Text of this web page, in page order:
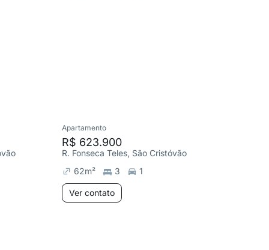
Apartamento
R$ 623.900
R. Fonseca Teles, São Cristóvão
62m² 3 1
Ver contato